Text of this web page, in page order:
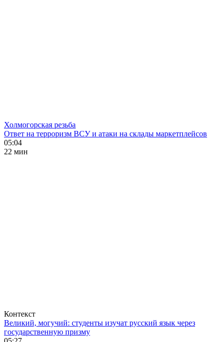
Холмогорская резьба
Ответ на терроризм ВСУ и атаки на склады маркетплейсов
05:04
22 мин
Контекст
Великий, могучий: студенты изучат русский язык через
государственную призму